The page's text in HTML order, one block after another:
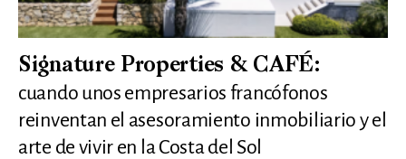
Signature Properties & CAFÉ:
cuando unos empresarios francófonos
reinventan el asesoramiento inmobiliario y el
arte de vivir en la Costa del Sol